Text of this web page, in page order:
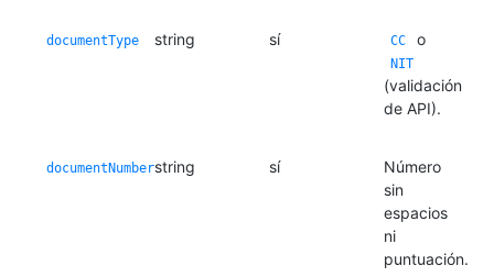
documentType string sí CC o
NIT
(validación
de API).
documentNumberstring sí
Número
sin
espacios
ni
puntuación.